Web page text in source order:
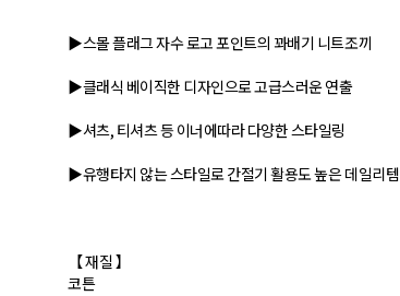
▶스몰 플래그 자수 로고 포인트의 꽈배기 니트조끼
▶클래식 베이직한 디자인으로 고급스러운 연출
▶셔츠, 티셔츠 등 이너에따라 다양한 스타일링
▶유행타지 않는 스타일로 간절기 활용도 높은 데일리템
【 재질 】
코튼